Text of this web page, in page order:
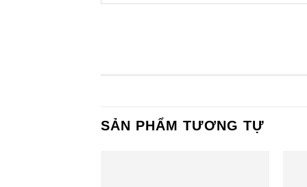
SẢN PHẨM TƯƠNG TỰ